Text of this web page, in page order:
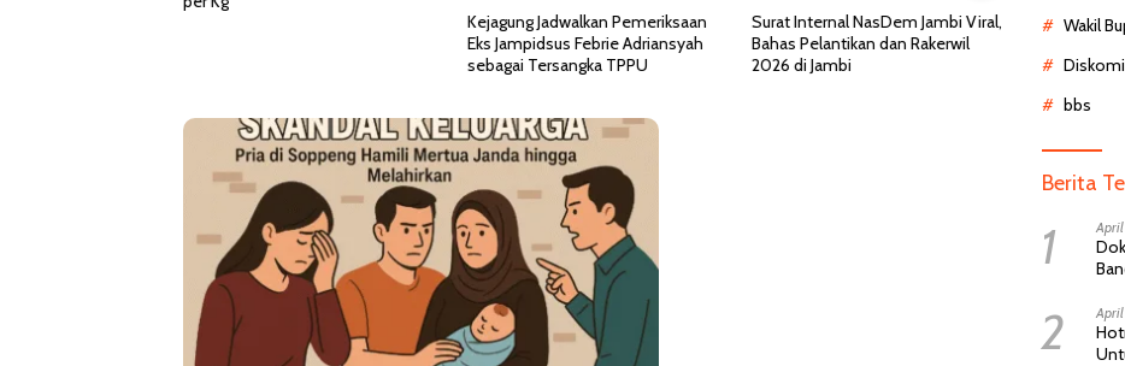
Surat Internal NasDem Jambi Viral,
Bahas Pelantikan dan Rakerwil
2026 di Jambi
Kemenkes Ungkap Fakta Viral
Pasien BPJS Menunggu 8 Jam di
IGD, Ternyata Butuh Perawatan
Dokter
Pasien
Wakil
bbs
Berita
1
2